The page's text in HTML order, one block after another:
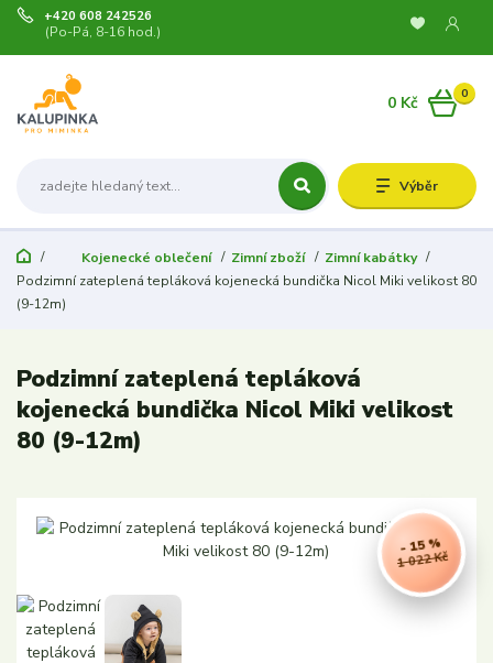
Výběr
+420 608 242526
(Po-Pá, 8-16 hod.)
0
0 Kč
Kojenecké oblečení Zimní zboží
Zimní kabátky
Podzimní zateplená tepláková kojenecká bundička Nicol Miki velikost 80
(9-12m)
Podzimní zateplená tepláková
kojenecká bundička Nicol Miki velikost
80 (9-12m)
1 022 Kč
- 15 %